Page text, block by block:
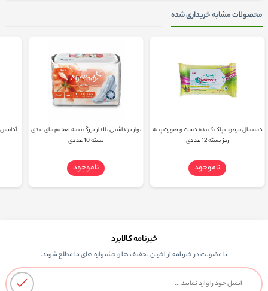
محصولات مشابه خریداری شده
دستمال مرطوب پاک کننده دست و صورت پنبه
ریز بسته 12 عددی
ناموجود
نوار بهداشتی بالدار بزرگ نیمه ضخیم مای لیدی
بسته 10 عددی
ناموجود
خبرنامه کالابرد
با عضویت در خبرنامه از اخرین تحفیف ها و جشنواره های ما مطلع شوید.